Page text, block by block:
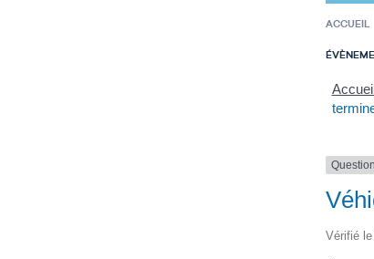
ACCUEIL
Vérifié